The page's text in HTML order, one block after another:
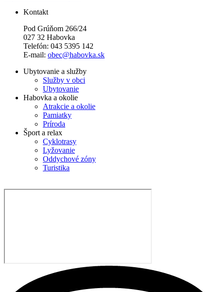
Kontakt
Pod Grúňom 266/24
027 32 Habovka
Telefón: 043 5395 142
E-mail: obec@habovka.sk
Ubytovanie a služby
Služby v obci
Ubytovanie
Habovka a okolie
Atrakcie a okolie
Pamiatky
Príroda
Šport a relax
Cyklotrasy
Lyžovanie
Oddychové zóny
Turistika